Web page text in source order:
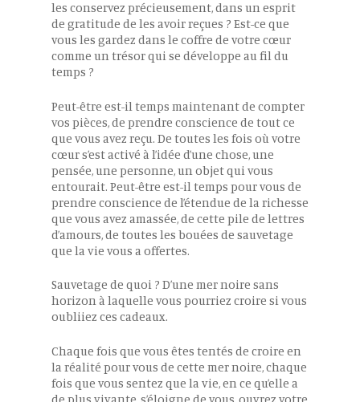
les conservez précieusement, dans un esprit
de gratitude de les avoir reçues ? Est-ce que
vous les gardez dans le coffre de votre cœur
comme un trésor qui se développe au fil du
temps ?
Peut-être est-il temps maintenant de compter
vos pièces, de prendre conscience de tout ce
que vous avez reçu. De toutes les fois où votre
cœur s’est activé à l’idée d’une chose, une
pensée, une personne, un objet qui vous
entourait. Peut-être est-il temps pour vous de
prendre conscience de l’étendue de la richesse
que vous avez amassée, de cette pile de lettres
d’amours, de toutes les bouées de sauvetage
que la vie vous a offertes.
Sauvetage de quoi ? D’une mer noire sans
horizon à laquelle vous pourriez croire si vous
oubliiez ces cadeaux.
Chaque fois que vous êtes tentés de croire en
la réalité pour vous de cette mer noire, chaque
fois que vous sentez que la vie, en ce qu’elle a
de plus vivante, s’éloigne de vous, ouvrez votre